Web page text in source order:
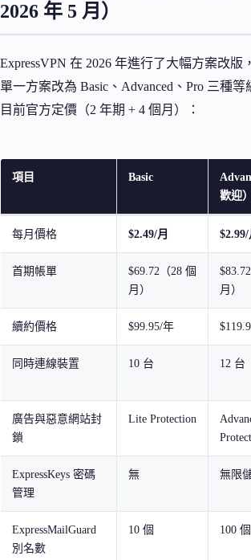
2026 年 5 月）
ExpressVPN 在 2026 年進行了大幅方案改版
單一方案改為 Basic、Advanced、Pro 三種等
目前官方定價（2 年期 + 4 個月）：
項目 Basic
歡迎）
每月價格 $2.49/月 $2.99/
首期帳單
$69.72（28 個
月）
月）
續約價格 $99.95/年
同時連線裝置 10 台 12 台
廣告與惡意網站封
鎖
Lite Protection
ExpressKeys 密碼
管理
無 無限
ExpressMailGuard
別名數
10 個 100 個